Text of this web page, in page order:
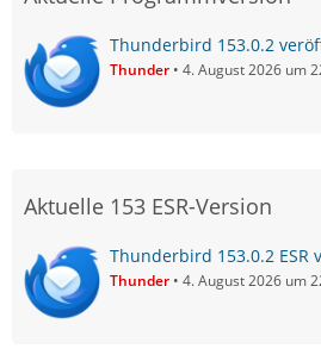
Thunderbird 153.0.2
Thunder 4. August 2026 um
Aktuelle 153 ESR-Version
Thunderbird 153.0.2 ESR
Thunder 4. August 2026 um